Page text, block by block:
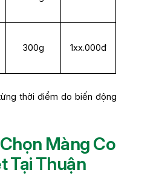
300g 1xx.000đ
thời điểm do biến động
Màng Co
Tại Thuận